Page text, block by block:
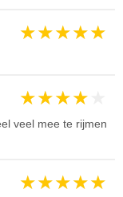
★★★★★
★★★★
veel mee te rijmen
★★★★★